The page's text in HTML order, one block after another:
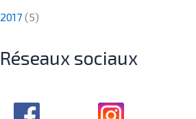
2017 (5)
Réseaux sociaux